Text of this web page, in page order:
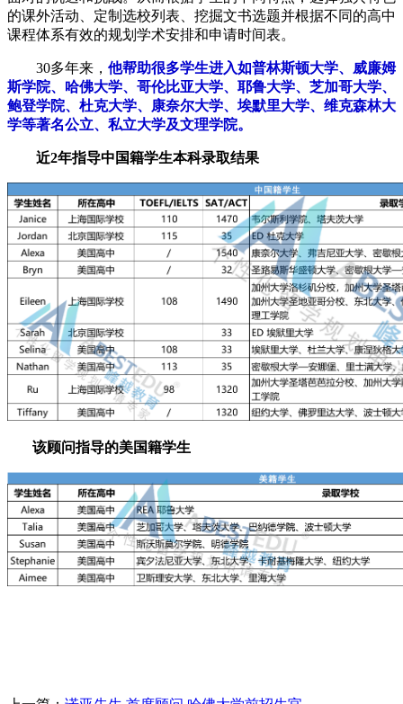
的课外活动、定制选校列表、挖掘文书选题并根据不同的高中
课程体系有效的规划学术安排和申请时间表。
30多年来， 他帮助很多学生进入如普林斯顿大学、威廉姆
斯学院、哈佛大学、哥伦比亚大学、耶鲁大学、芝加哥大学、
鲍登学院、杜克大学、康奈尔大学、埃默里大学、维克森林大
学等著名公立、私立大学及文理学院。
近2年指导中国籍学生本科录取结果
该顾问指导的美国籍学生